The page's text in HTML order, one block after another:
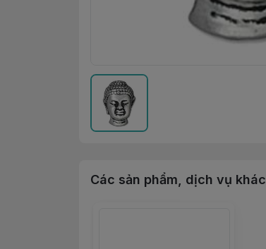
Các sản phẩm, dịch vụ khác